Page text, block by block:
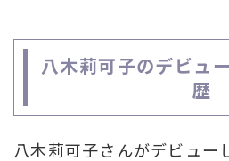
八木莉可子のデビュ
歴
八木莉可子さんがデビュー